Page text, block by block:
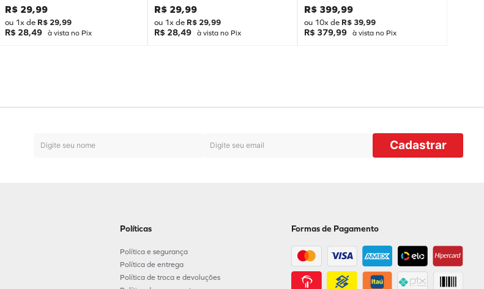
R$ 29,99
ou 1x de R$ 29,99
R$ 28,49 à vista no Pix
R$ 29,99
ou 1x de R$ 29,99
R$ 28,49 à vista no Pix
R$ 399,99
ou 10x de R$ 39,99
R$ 379,99 à vista no Pix
Cadastrar
Políticas
Política e segurança
Política de entrega
Política de troca e devoluções
Formas de Pagamento